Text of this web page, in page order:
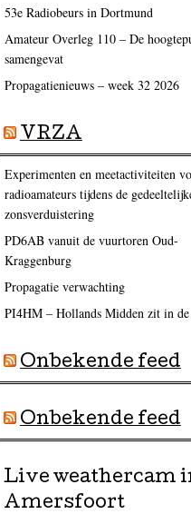
53e Radiobeurs in Dortmund
Amateur Overleg 110 – De
samengevat
Propagatienieuws – week 32 2026
VRZA
Experimenten en meetactiviteiten
radioamateurs tijdens de
zonsverduistering
PD6AB vanuit de vuurtoren Oud-
Kraggenburg
Propagatie verwachting
PI4HM – Hollands Midden zit in
Onbekende feed
Onbekende feed
Live weathercam
Amersfoort